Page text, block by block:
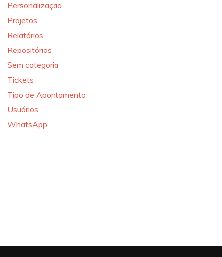
Personalização
Projetos
Relatórios
Repositórios
Sem categoria
Tickets
Tipo de Apontamento
Usuários
WhatsApp